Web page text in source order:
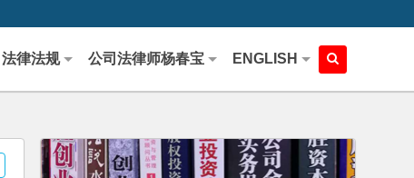
法律法规 公司法律师杨春宝 ENGLISH